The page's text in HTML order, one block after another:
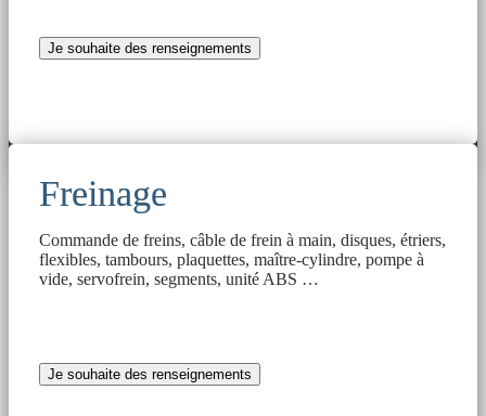
Je souhaite des renseignements
Freinage
Commande de freins, câble de frein à main, disques, étriers,
flexibles, tambours, plaquettes, maître-cylindre, pompe à
vide, servofrein, segments, unité ABS …
Je souhaite des renseignements